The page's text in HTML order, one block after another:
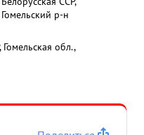
р-н
обл.,